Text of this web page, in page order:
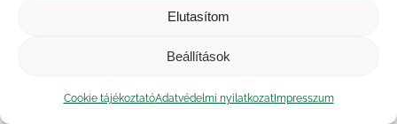
Elutasítom
Beállítások
Cookie tájékoztatóAdatvédelmi nyilatkozatImpresszum